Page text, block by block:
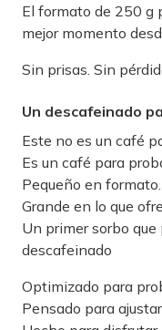
El formato de 250 g
mejor momento
Sin prisas. Sin
Un descafeinado
Este no es un café
Es un café para
Pequeño en formato.
Grande en lo que
Un primer sorbo
descafeinado
Optimizado para
Pensado para